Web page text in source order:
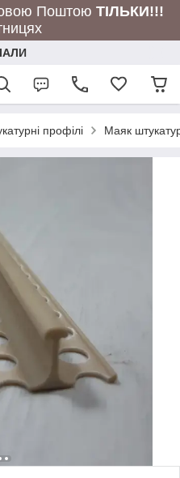
Поштою ТІЛЬКИ!!!
профілі Маяк